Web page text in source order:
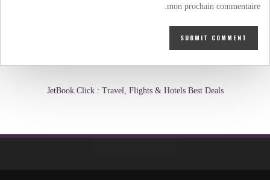
mon prochain commentaire.
JetBook.Click : Travel, Flights & Hotels Best Deals